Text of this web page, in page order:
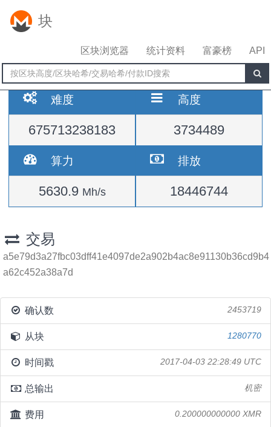
块
区块浏览器 统计资料 富豪榜 API
难度
675713238183
高度
3734489
算力
5630.9 Mh/s
排放
18446744
交易
a5e79d3a27fbc03dff41e4097de2a902b4ac8e91130b36cd9b4
a62c452a38a7d
确认数 2453719
从块 1280770
时间戳 2017-04-03 22:28:49 UTC
总输出 机密
费用 0.200000000000 XMR